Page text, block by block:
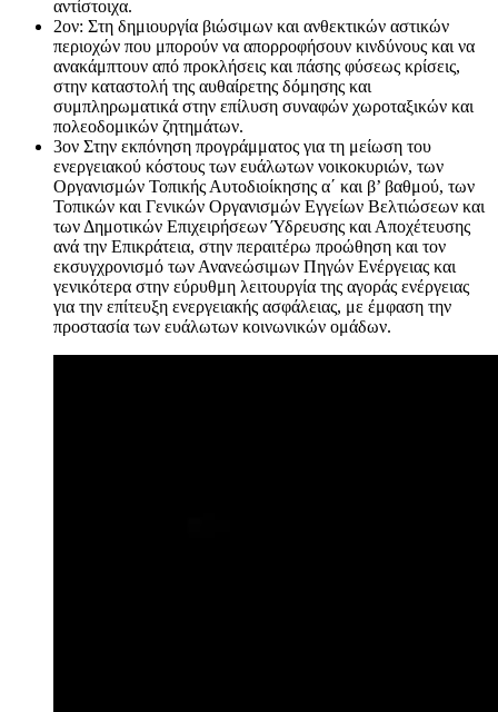
αντίστοιχα.
2ον: Στη δημιουργία βιώσιμων και ανθεκτικών αστικών
περιοχών που μπορούν να απορροφήσουν κινδύνους και να
ανακάμπτουν από προκλήσεις και πάσης φύσεως κρίσεις,
στην καταστολή της αυθαίρετης δόμησης και
συμπληρωματικά στην επίλυση συναφών χωροταξικών και
πολεοδομικών ζητημάτων.
3ον Στην εκπόνηση προγράμματος για τη μείωση του
ενεργειακού κόστους των ευάλωτων νοικοκυριών, των
Οργανισμών Τοπικής Αυτοδιοίκησης α΄ και β’ βαθμού, των
Τοπικών και Γενικών Οργανισμών Εγγείων Βελτιώσεων και
των Δημοτικών Επιχειρήσεων Ύδρευσης και Αποχέτευσης
ανά την Επικράτεια, στην περαιτέρω προώθηση και τον
εκσυγχρονισμό των Ανανεώσιμων Πηγών Ενέργειας και
γενικότερα στην εύρυθμη λειτουργία της αγοράς ενέργειας
για την επίτευξη ενεργειακής ασφάλειας, με έμφαση την
προστασία των ευάλωτων κοινωνικών ομάδων.